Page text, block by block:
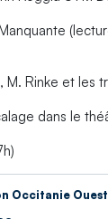
M. Rinke et les
dans le
Occitanie Ouest